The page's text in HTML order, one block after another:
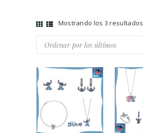
Mostrando los 3 resultados